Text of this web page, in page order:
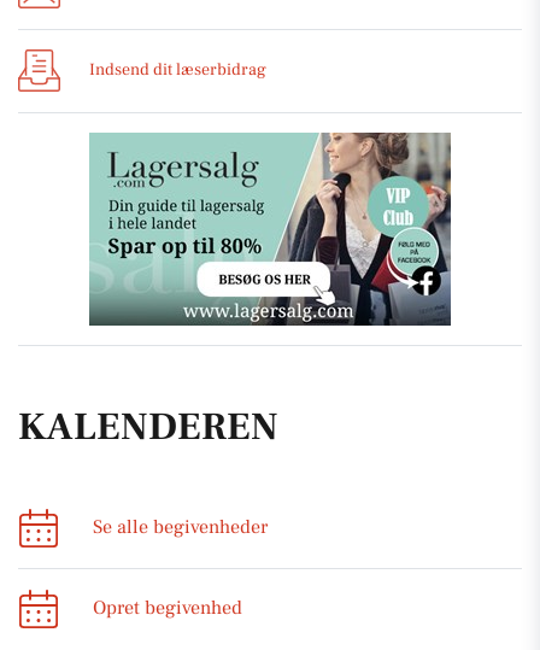
Indsend dit læserbidrag
KALENDEREN
Se alle begivenheder
Opret begivenhed